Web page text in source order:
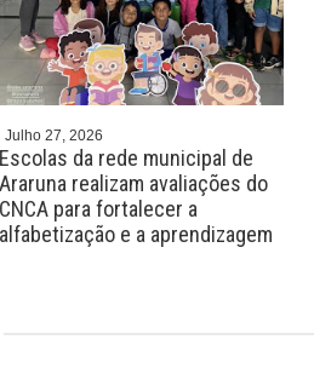
Julho 27, 2026
Escolas da rede municipal de
Araruna realizam avaliações do
CNCA para fortalecer a
alfabetização e a aprendizagem